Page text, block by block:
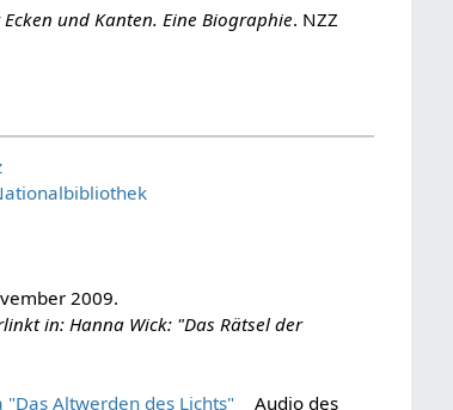
und Kanten. Eine Biographie. NZZ
2009.
in: Hanna Wick: "Das Rätsel der
Altwerden des Lichts"
Audio des